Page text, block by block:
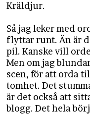
Kräldjur.
Så jag leker med
flyttar runt. Än är
pil. Kanske vill
Men om jag
scen, för att orda
tomhet. Det
är det också att
blogg. Det hela